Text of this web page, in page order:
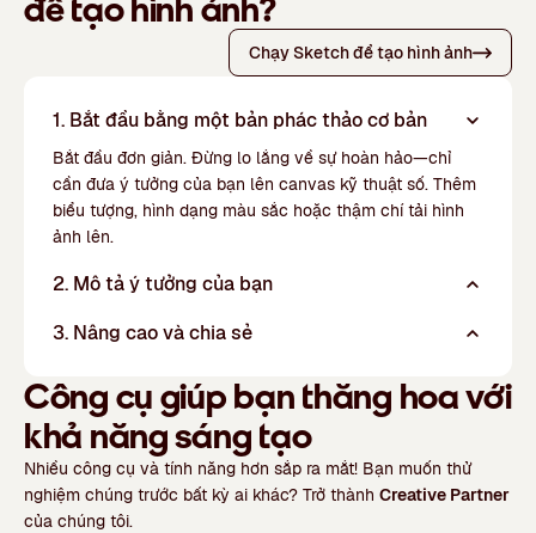
để tạo hình ảnh?
Chạy Sketch để tạo hình ảnh
1. Bắt đầu bằng một bản phác thảo cơ bản
Bắt đầu đơn giản. Đừng lo lắng về sự hoàn hảo—chỉ
cần đưa ý tưởng của bạn lên canvas kỹ thuật số. Thêm
biểu tượng, hình dạng màu sắc hoặc thậm chí tải hình
ảnh lên.
2. Mô tả ý tưởng của bạn
3. Nâng cao và chia sẻ
Công cụ giúp bạn thăng hoa với
khả năng sáng tạo
Nhiều công cụ và tính năng hơn sắp ra mắt! Bạn muốn thử
nghiệm chúng trước bất kỳ ai khác? Trở thành Creative Partner
của chúng tôi.